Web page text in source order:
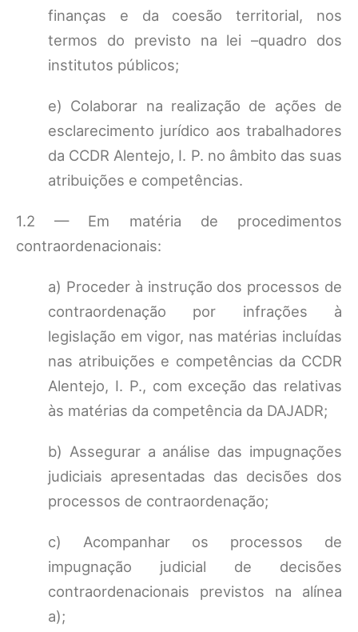
finanças e da coesão territorial, nos
termos do previsto na lei –quadro dos
institutos públicos;
e) Colaborar na realização de ações de
esclarecimento jurídico aos trabalhadores
da CCDR Alentejo, I. P. no âmbito das suas
atribuições e competências.
1.2 — Em matéria de procedimentos
contraordenacionais:
a) Proceder à instrução dos processos de
contraordenação por infrações à
legislação em vigor, nas matérias incluídas
nas atribuições e competências da CCDR
Alentejo, I. P., com exceção das relativas
às matérias da competência da DAJADR;
b) Assegurar a análise das impugnações
judiciais apresentadas das decisões dos
processos de contraordenação;
c) Acompanhar os processos de
impugnação judicial de decisões
contraordenacionais previstos na alínea
a);